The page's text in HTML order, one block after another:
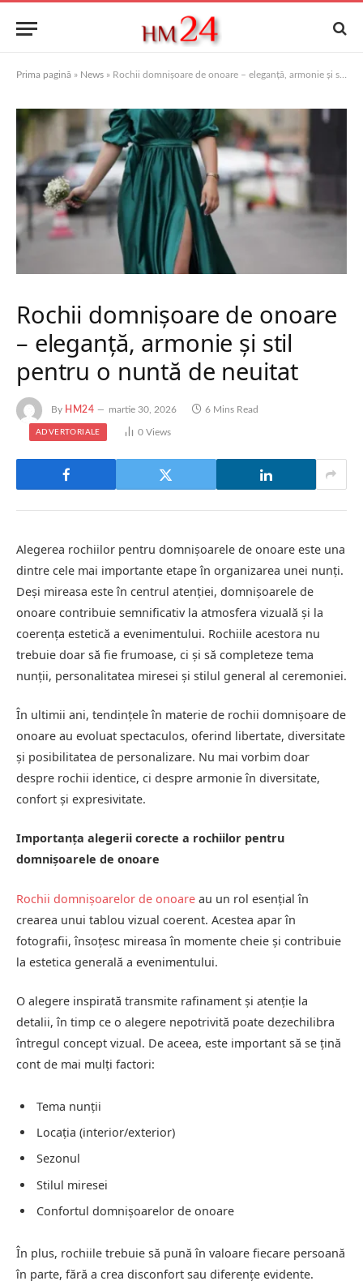
Prima pagină » News » Rochii domnișoare de onoare – eleganță, armonie și stil pentru o nuntă de neuitat
Rochii domnișoare de onoare
– eleganță, armonie și stil
pentru o nuntă de neuitat
By HM24 martie 30, 2026 6 Mins Read
ADVERTORIALE 0 Views
Alegerea rochiilor pentru domnișoarele de onoare este una
dintre cele mai importante etape în organizarea unei nunți.
Deși mireasa este în centrul atenției, domnișoarele de
onoare contribuie semnificativ la atmosfera vizuală și la
coerența estetică a evenimentului. Rochiile acestora nu
trebuie doar să fie frumoase, ci și să completeze tema
nunții, personalitatea miresei și stilul general al ceremoniei.
În ultimii ani, tendințele în materie de rochii domnișoare de
onoare au evoluat spectaculos, oferind libertate, diversitate
și posibilitatea de personalizare. Nu mai vorbim doar
despre rochii identice, ci despre armonie în diversitate,
confort și expresivitate.
Importanța alegerii corecte a rochiilor pentru
domnișoarele de onoare
Rochii domnișoarelor de onoare au un rol esențial în
crearea unui tablou vizual coerent. Acestea apar în
fotografii, însoțesc mireasa în momente cheie și contribuie
la estetica generală a evenimentului.
O alegere inspirată transmite rafinament și atenție la
detalii, în timp ce o alegere nepotrivită poate dezechilibra
întregul concept vizual. De aceea, este important să se țină
cont de mai mulți factori:
Tema nunții
Locația (interior/exterior)
Sezonul
Stilul miresei
Confortul domnișoarelor de onoare
În plus, rochiile trebuie să pună în valoare fiecare persoană
în parte, fără a crea disconfort sau diferențe evidente.